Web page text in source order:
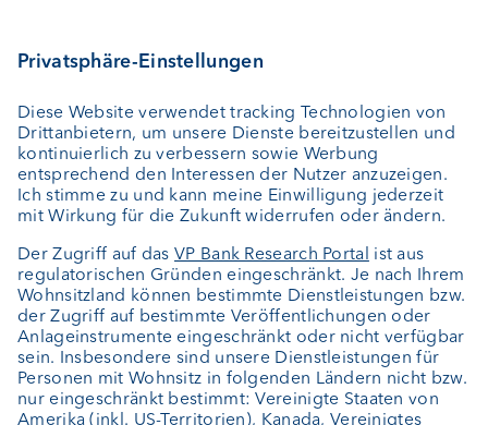
Vermögensverwaltung
Vermögensplanung
Externer Vermögensverwalter
Private Label Fonds
Investment Consulting
Über uns
Portrait
Jobs
News
Kundenfeedback
Kontakt